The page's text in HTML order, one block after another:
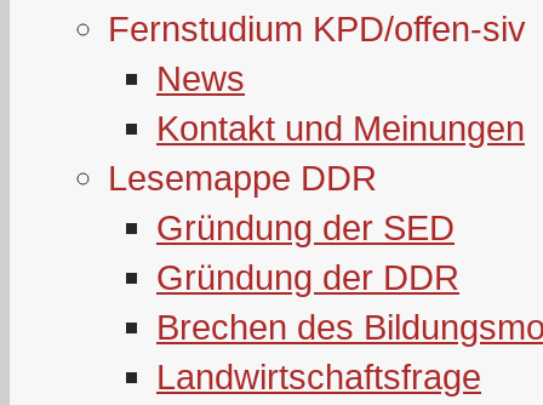
Fernstudium KPD/offen-siv
News
Kontakt und Meinungen
Lesemappe DDR
Gründung der SED
Gründung der DDR
Brechen des
Landwirtschaftsfrage